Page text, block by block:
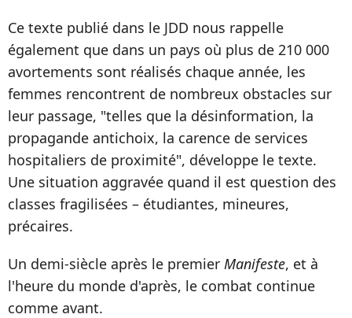
Ce texte publié dans le JDD nous rappelle
également que dans un pays où plus de 210 000
avortements sont réalisés chaque année, les
femmes rencontrent de nombreux obstacles sur
leur passage, "telles que la désinformation, la
propagande antichoix, la carence de services
hospitaliers de proximité", développe le texte.
Une situation aggravée quand il est question des
classes fragilisées – étudiantes, mineures,
précaires.
Un demi-siècle après le premier Manifeste, et à
l'heure du monde d'après, le combat continue
comme avant.